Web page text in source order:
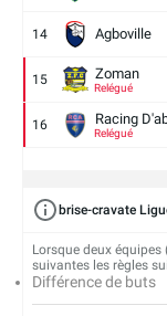
14 Agboville
15 Zoman
Relégué
16 Racing
Relégué
brise-cravate
Lorsque deux
suivantes les règles
Différence de buts